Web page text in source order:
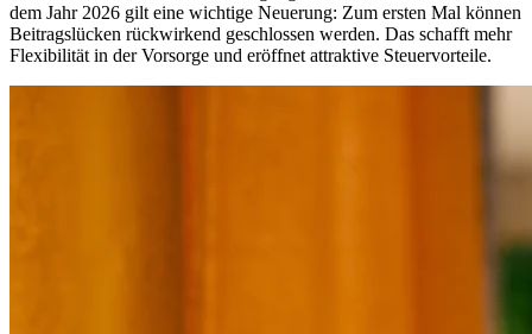
dem Jahr 2026 gilt eine wichtige Neuerung: Zum ersten Mal können
Beitragslücken rückwirkend geschlossen werden. Das schafft mehr
Flexibilität in der Vorsorge und eröffnet attraktive Steuervorteile.